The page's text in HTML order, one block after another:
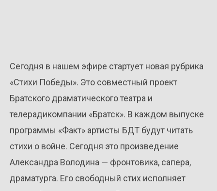
Сегодня в нашем эфире стартует новая рубрика
«Стихи Победы». Это совместный проект
Братского драматического театра и
телерадикомпании «Братск». В каждом выпуске
программы «Факт» артисты БДТ будут читать
стихи о войне. Сегодня это произведение
Александра Володина — фронтовика, сапера,
драматурга. Его свободный стих исполняет